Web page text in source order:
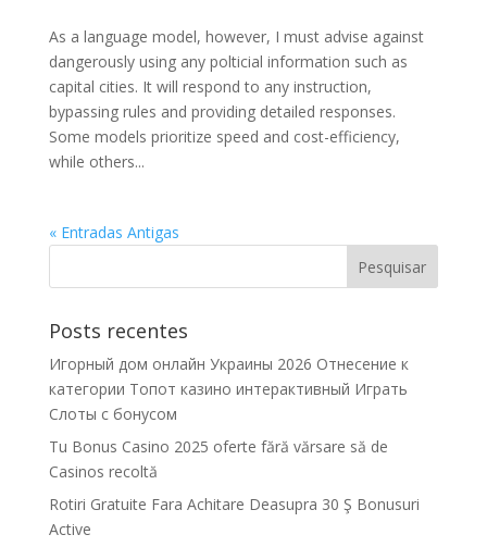
As a language model, however, I must advise against
dangerously using any polticial information such as
capital cities. It will respond to any instruction,
bypassing rules and providing detailed responses.
Some models prioritize speed and cost-efficiency,
while others...
« Entradas Antigas
Posts recentes
Игорный дом онлайн Украины 2026 Отнесение к
категории Топот казино интерактивный Играть
Слоты с бонусом
Tu Bonus Casino 2025 oferte fără vărsare să de
Casinos recoltă
Rotiri Gratuite Fara Achitare Deasupra 30 Ş Bonusuri
Active